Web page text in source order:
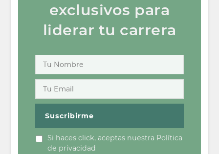
exclusivos para
liderar tu carrera
Si haces click, aceptas nuestra Política
de privacidad